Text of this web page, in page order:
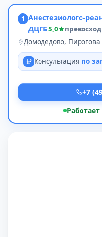
1 Анестезиолого-
ДЦГБ5,0
Домодедово, Пирогова
Консультация по
+7